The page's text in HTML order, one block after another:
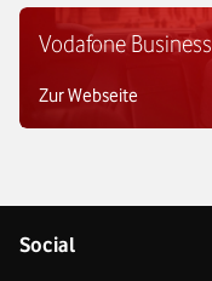
Vodafone Business
Zur Webseite
Social